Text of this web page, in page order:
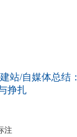
站/自媒体总结：
挣扎
注